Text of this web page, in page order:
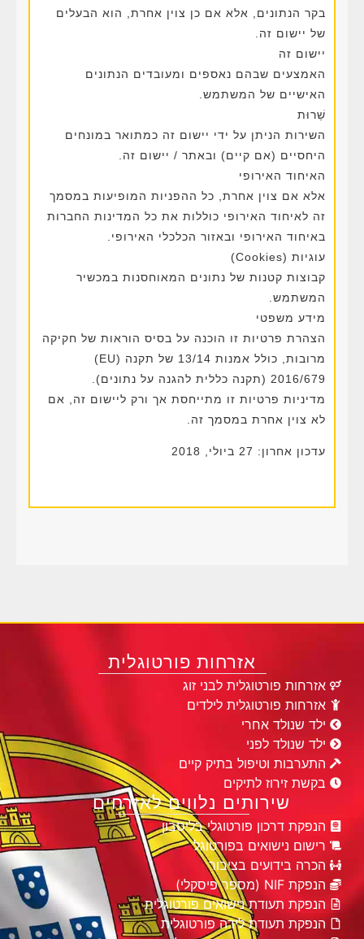
בקר הנתונים, אלא אם כן צוין אחרת, הוא הבעלים
של יישום זה.
יישום זה
האמצעים שבהם נאספים ומעובדים הנתונים
האישיים של המשתמש.
שֵׁרוּת
השירות הניתן על ידי יישום זה כמתואר במונחים
היחסיים (אם קיים) ובאתר / יישום זה.
האיחוד האירופי
אלא אם צוין אחרת, כל ההפניות המופיעות במסמך
זה לאיחוד האירופי כוללות את כל המדינות החברות
באיחוד האירופי ובאזור הכלכלי האירופי.
עוגיות (Cookies)
קבוצות קטנות של נתונים המאוחסנות במכשיר
המשתמש.
מידע משפטי
הצהרת פרטיות זו הוכנה על בסיס הוראות של חקיקה
מרובות, כולל אמנות 13/14 של תקנה (EU)
2016/679 (תקנה כללית להגנה על נתונים).
מדיניות פרטיות זו מתייחסת אך ורק ליישום זה, אם
לא צוין אחרת במסמך זה.
עדכון אחרון: 27 ביולי, 2018
אזרחות פורטוגלית
אזרחות פורטוגלית לבני זוג
אזרחות פורטוגלית לילדים
ילד שנולד אחרי
ילד שנולד לפני
התערבות וטיפול בתיק קיים
בקשת זירוז לתיקים
שירותים נלווים לאזרחים
הנפקת דרכון פורטוגלי בליסבון
רישום נישואים בפורטוגל
הכרה בידועים בציבור
הנפקת NIF (מספר פיסקלי)
הנפקת תעודת נישואים פורטוגלית
הנפקת תעודת לידה פורטוגלית